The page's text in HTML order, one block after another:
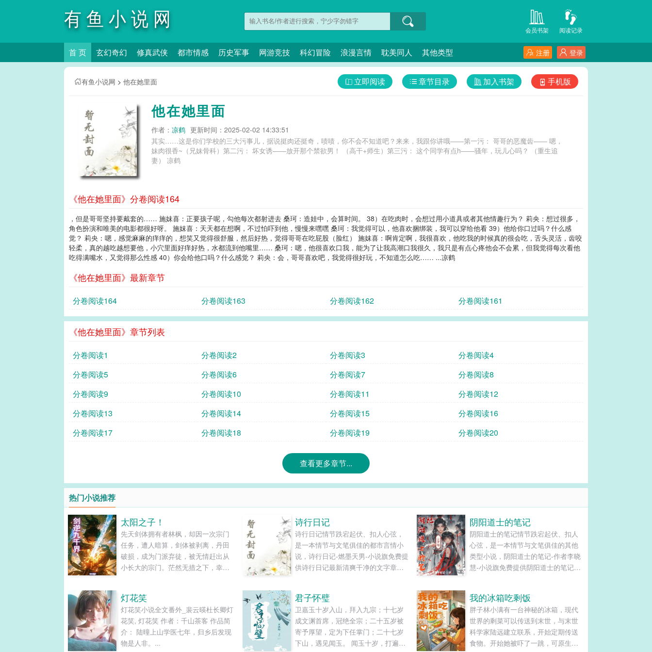
有鱼小说网 阅读记录
会员书架
首 页 玄幻奇幻 修真武侠 都市情感 历史军事 网游竞技 科幻冒险 浪漫言情 耽美同人 其他类型 登录
注册
有鱼小说网 > 他在她里面 手机版
加入书架
章节目录
立即阅读
他在她里面
作者： 凉鹤 更新时间：2025-02-02 14:33:51
其实……这是你们学校的三大污事儿，据说挺肉还挺奇，啧啧，你不会不知道吧？来来，我跟你讲哦——第一污： 哥哥的恶魔齿—— 嗯，
妹肉很香~（兄妹骨科）第二污： 坏女诱——放开那个禁欲男！ （高干+师生）第三污： 这个同学有点h——骚年，玩儿心吗？ （重生追
妻） 凉鹤
《他在她里面》分卷阅读164
，但是哥哥坚持要戴套的…… 施妺喜：正要孩子呢，勾他每次都射进去 桑珂：造娃中，会算时间。 38）在吃肉时，会想过用小道具或者其他情趣行为？ 莉央：想过很多，
角色扮演和唯美的电影都很好呀。 施妺喜：天天都在想啊，不过怕吓到他，慢慢来嘿嘿 桑珂：我觉得可以，他喜欢捆绑装，我可以穿给他看 39）他给你口过吗？什么感
觉？ 莉央：嗯，感觉麻麻的痒痒的，想笑又觉得很舒服，然后好热，觉得哥哥在吃屁股（脸红） 施妺喜：啊肯定啊，我很喜欢，他吃我的时候真的很会吃，舌头灵活，齿咬
轻柔，真的越吃越想要他，小穴里面好痒好热，水都流到他嘴里…… 桑珂：嗯，他很喜欢口我，能为了让我高潮口我很久，我只是有点心疼他会不会累，但我觉得每次看他
吃得满嘴水，又觉得那么性感 40）你会给他口吗？什么感觉？ 莉央：会，哥哥喜欢吧，我觉得很好玩，不知道怎么吃…… ...凉鹤
《他在她里面》最新章节
分卷阅读164 分卷阅读163 分卷阅读162 分卷阅读161
《他在她里面》章节列表
分卷阅读1 分卷阅读2 分卷阅读3
分卷阅读4
分卷阅读5
分卷阅读6 分卷阅读7
分卷阅读8
分卷阅读9
分卷阅读10 分卷阅读11
分卷阅读12
分卷阅读13
分卷阅读14 分卷阅读15
分卷阅读16
分卷阅读17
分卷阅读18 分卷阅读19 分卷阅读20
查看更多章节...
热门小说推荐
太阳之子！
先天剑体拥有者林枫，却因一次宗门
任务，遭人暗算，剑体被剥离，丹田
破损，成为门派弃徒，被无情赶出从
小长大的宗门。茫然无措之下，幸得
体。在人魔妖鬼仙神的诸天万界中，
杀出一天血路，剑逆九千界，林枫的
逆天之路，从天衍大陆开始…......
诗行日记
诗行日记情节跌宕起伏、扣人心弦，
是一本情节与文笔俱佳的都市言情小
说，诗行日记-燃墨天男-小说旗免费提
供诗行日记最新清爽干净的文字章节
阴阳道士的笔记
阴阳道士的笔记情节跌宕起伏、扣人
心弦，是一本情节与文笔俱佳的其他
类型小说，阴阳道士的笔记-作者李晓
慧-小说旗免费提供阴阳道士的笔记最
灯花笑
灯花笑小说全文番外_裴云暎杜长卿灯
花笑, 灯花笑 作者：千山茶客 作品简
介： 陆曈上山学医七年，归乡后发现
物是人非。...
君子怀璧
卫嘉玉十岁入山，拜入九宗；十七岁
成文渊首席，冠绝全宗；二十五岁被
寄予厚望，定为下任掌门；二十七岁
下山，遇见闻玉。 闻玉十岁，打遍沂
我的冰箱吃剩饭
胖子林小满有一台神秘的冰箱，现代
世界的剩菜可以传送到末世，与末世
科学家陆远建立联系，开始定期传送
食物。开始她被吓了一跳，可原生家